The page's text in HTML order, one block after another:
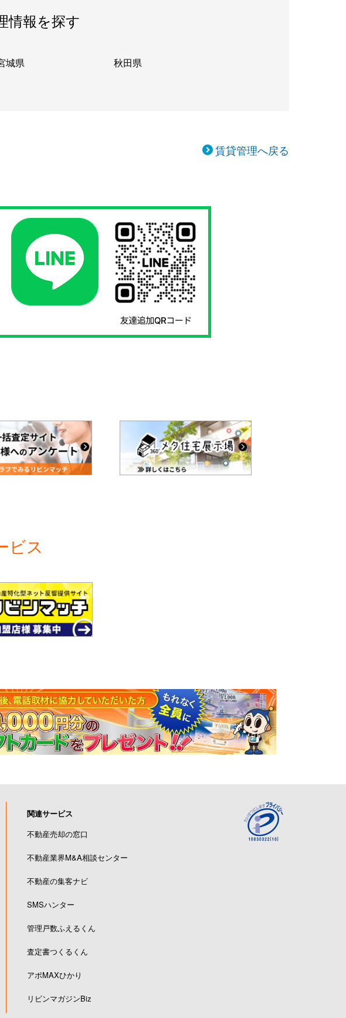
情報を探す
城県
秋田県
賃貸管理へ戻る
ビス
関連サービス
不動産売却の窓口
不動産業界M&A相談センター
不動産の集客ナビ
SMSハンター
管理戸数ふえるくん
査定書つくるくん
アポMAXひかり
リビンマガジンBiz